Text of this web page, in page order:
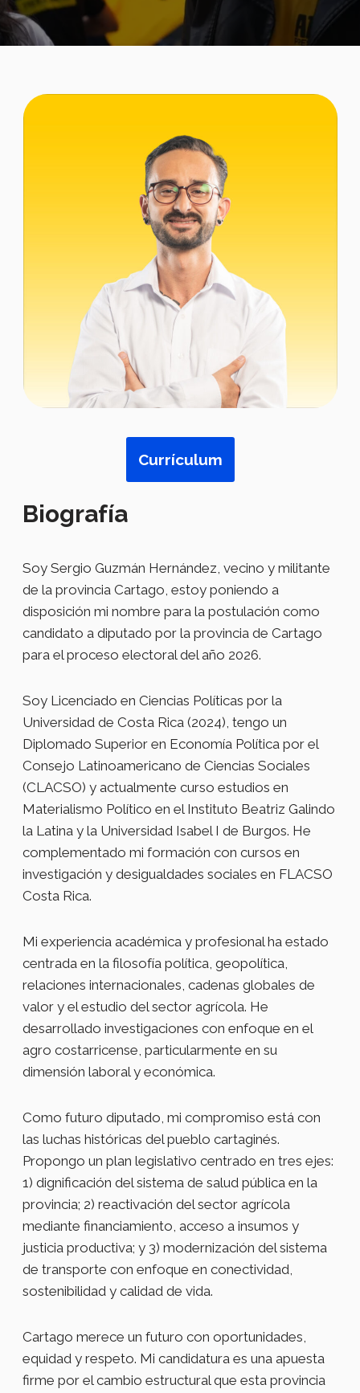
Biografía
Soy Sergio Guzmán Hernández, vecino y militante
de la provincia Cartago, estoy poniendo a
disposición mi nombre para la postulación como
candidato a diputado por la provincia de Cartago
para el proceso electoral del año 2026.
Soy Licenciado en Ciencias Políticas por la
Universidad de Costa Rica (2024), tengo un
Diplomado Superior en Economía Política por el
Consejo Latinoamericano de Ciencias Sociales
(CLACSO) y actualmente curso estudios en
Materialismo Político en el Instituto Beatriz Galindo
la Latina y la Universidad Isabel I de Burgos. He
complementado mi formación con cursos en
investigación y desigualdades sociales en FLACSO
Costa Rica.
Mi experiencia académica y profesional ha estado
centrada en la filosofía política, geopolítica,
relaciones internacionales, cadenas globales de
valor y el estudio del sector agrícola. He
desarrollado investigaciones con enfoque en el
agro costarricense, particularmente en su
dimensión laboral y económica.
Como futuro diputado, mi compromiso está con
las luchas históricas del pueblo cartaginés.
Propongo un plan legislativo centrado en tres ejes:
1) dignificación del sistema de salud pública en la
provincia; 2) reactivación del sector agrícola
mediante financiamiento, acceso a insumos y
justicia productiva; y 3) modernización del sistema
de transporte con enfoque en conectividad,
sostenibilidad y calidad de vida.
Cartago merece un futuro con oportunidades,
equidad y respeto. Mi candidatura es una apuesta
firme por el cambio estructural que esta provincia
Currículum